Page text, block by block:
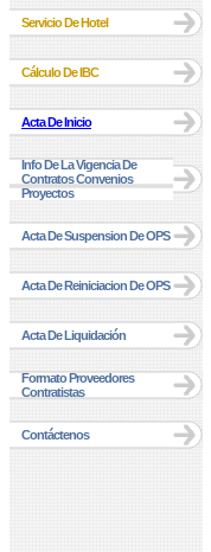
Servicio De Hotel
Cálculo De IBC
Acta De Inicio
Info De La Vigencia De
Contratos Convenios
Proyectos
Acta De Suspension De OPS
Acta De Reiniciacion De OPS
Acta De Liquidación
Formato Proveedores
Contratistas
Contáctenos